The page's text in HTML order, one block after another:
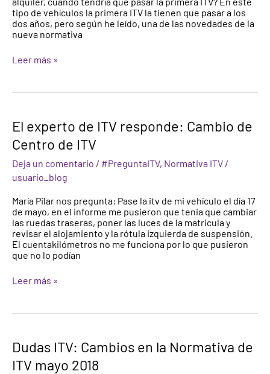
tipo de vehículos la primera ITV la tienen que pasar a los
dos años, pero según he leído, una de las novedades de la
nueva normativa
a
mi
vehículo?
Leer más »
El experto de ITV responde: Cambio de
Centro de ITV
Deja un comentario / #PreguntaITV, Normativa ITV /
usuario_blog
María Pilar nos pregunta: Pase la itv de mi vehículo el día 17
de mayo, en el informe me pusieron que tenia que cambiar
las ruedas traseras, poner las luces de la matricula y
revisar el alojamiento y la rótula izquierda de suspensión.
El cuentakilómetros no me funciona por lo que pusieron
que no lo podían
El
experto
de
responde:
Cambio
Centro
de
ITV
Leer más »
Dudas ITV: Cambios en la Normativa de
ITV mayo 2018
Dudas
ITV:
Cambios